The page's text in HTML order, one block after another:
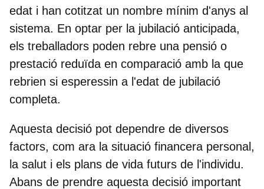
edat i han cotitzat un nombre mínim d'anys al
sistema. En optar per la jubilació anticipada,
els treballadors poden rebre una pensió o
prestació reduïda en comparació amb la que
rebrien si esperessin a l'edat de jubilació
completa.
Aquesta decisió pot dependre de diversos
factors, com ara la situació financera personal,
la salut i els plans de vida futurs de l'individu.
Abans de prendre aquesta decisió important